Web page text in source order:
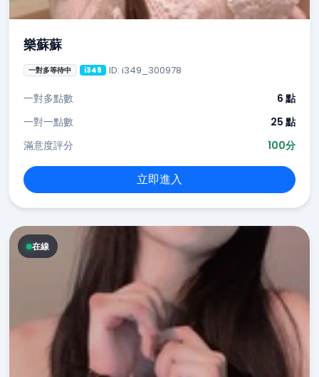
樂蘇蘇
一對多等待中 i349 ID: i349_300978
一對多點數
6 點
一對一點數
25 點
滿意度評分
100分
立即進入
在線